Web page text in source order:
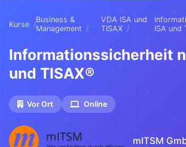
Kurse
Business &
Management
VDA ISA und
TISAX
ISA und
Informationssicherheit
und TISAX®
Vor Ort Online
mITSM